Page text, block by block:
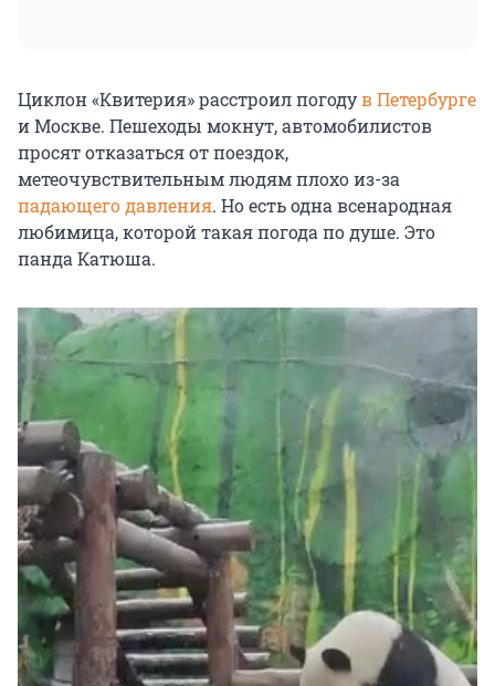
Циклон «Квитерия» расстроил погодув Петербурге
и Москве. Пешеходы мокнут, автомобилистов
просят отказаться от поездок,
метеочувствительным людям плохо из-за
падающего давления. Но есть одна всенародная
любимица, которой такая погода по душе. Это
панда Катюша.